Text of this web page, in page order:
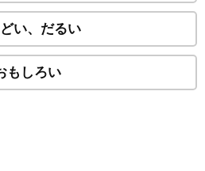
い、だるい
もしろい